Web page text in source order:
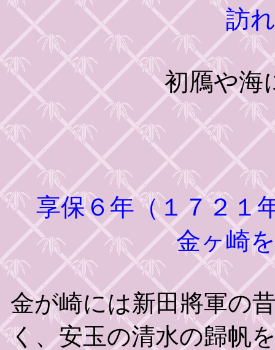
訪
初鴈や海
享保６年（１７２１
金ヶ崎
金が崎には新田將軍の
く、安玉の清水の歸帆